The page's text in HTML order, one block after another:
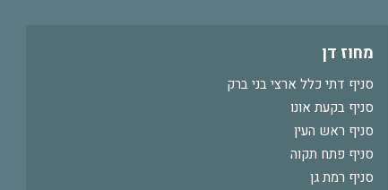
מחוז דן
סניף דתי כלל ארצי בני ברק
סניף בקעת אונו
סניף ראש העין
סניף פתח תקוה
סניף רמת גן